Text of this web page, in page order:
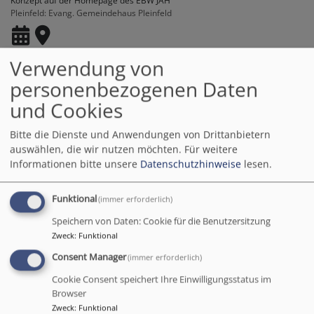
Pleinfeld Evang. Gemeindehaus Pleinfeld
Do, 13.8. 9:30-11 Uhr
Eltern-Kind-Gruppe (Donnerstag Vormittag)
Soziales Lernen und pädagogisches Fördern in der Gruppe gemäß päd.
Konzept auf der Homepage des EBW JAH
Pleinfeld Evang. Gemeindehaus Pleinfeld
Do, 13.8. 9:30-10:30 Uhr
Eltern-Kind-Gruppe Ellingen (am Vormittag)
Soziales Lernen und pädagogisches Fördern in der Gruppe gemäß päd.
Konzept des EBW JAH
Laura Platvoet
Evangelisches Gemeindehaus Ellingen
Verwendung von
personenbezogenen Daten
und Cookies
Bitte die Dienste und Anwendungen von Drittanbietern
auswählen, die wir nutzen möchten. Für weitere
Informationen bitte unsere Datenschutzhinweise lesen.
Funktional(immer erforderlich)
Speichern von Daten: Cookie für die Benutzersitzung
Zweck: Funktional
Consent Manager(immer erforderlich)
Cookie Consent speichert Ihre Einwilligungsstatus im
Browser
Zweck: Funktional